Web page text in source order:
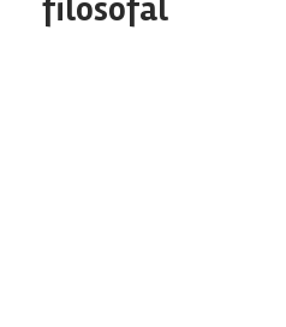
filosofal